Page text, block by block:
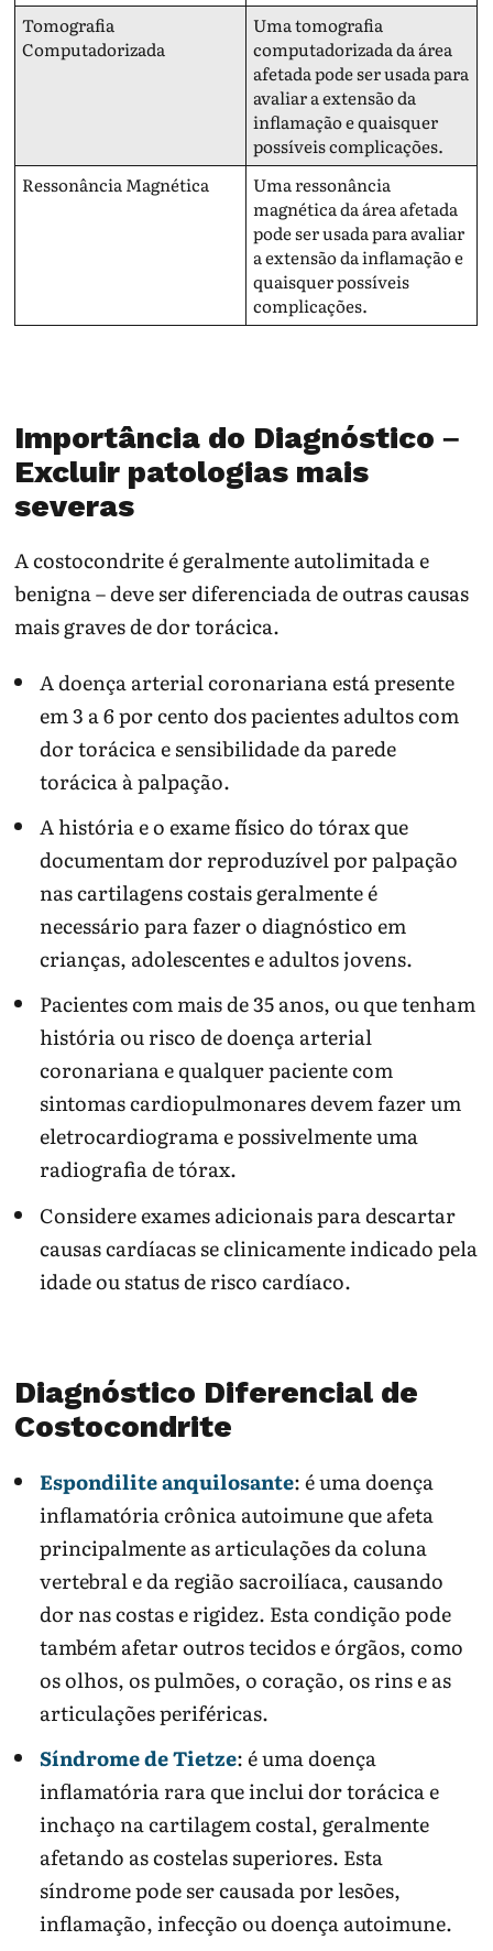
Tomografia
Computadorizada
Uma tomografia
computadorizada da área
afetada pode ser usada para
avaliar a extensão da
inflamação e quaisquer
possíveis complicações.
Ressonância Magnética
Uma ressonância
magnética da área afetada
pode ser usada para avaliar
a extensão da inflamação e
quaisquer possíveis
complicações.
Importância do Diagnóstico –
Excluir patologias mais
severas
A costocondrite é geralmente autolimitada e
benigna – deve ser diferenciada de outras causas
mais graves de dor torácica.
A doença arterial coronariana está presente
em 3 a 6 por cento dos pacientes adultos com
dor torácica e sensibilidade da parede
torácica à palpação.
A história e o exame físico do tórax que
documentam dor reproduzível por palpação
nas cartilagens costais geralmente é
necessário para fazer o diagnóstico em
crianças, adolescentes e adultos jovens.
Pacientes com mais de 35 anos, ou que tenham
história ou risco de doença arterial
coronariana e qualquer paciente com
sintomas cardiopulmonares devem fazer um
eletrocardiograma e possivelmente uma
radiografia de tórax.
Considere exames adicionais para descartar
causas cardíacas se clinicamente indicado pela
idade ou status de risco cardíaco.
Diagnóstico Diferencial de
Costocondrite
Espondilite anquilosante: é uma doença
inflamatória crônica autoimune que afeta
principalmente as articulações da coluna
vertebral e da região sacroilíaca, causando
dor nas costas e rigidez. Esta condição pode
também afetar outros tecidos e órgãos, como
os olhos, os pulmões, o coração, os rins e as
articulações periféricas.
Síndrome de Tietze: é uma doença
inflamatória rara que inclui dor torácica e
inchaço na cartilagem costal, geralmente
afetando as costelas superiores. Esta
síndrome pode ser causada por lesões,
inflamação, infecção ou doença autoimune.